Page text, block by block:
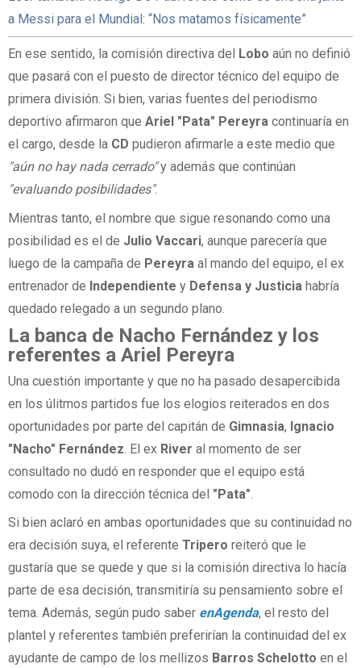
a Messi para el Mundial: “Nos matamos físicamente”
En ese sentido, la comisión directiva del Lobo aún no definió
que pasará con el puesto de director técnico del equipo de
primera división. Si bien, varias fuentes del periodismo
deportivo afirmaron que Ariel "Pata" Pereyra continuaría en
el cargo, desde la CD pudieron afirmarle a este medio que
"aún no hay nada cerrado"y además que continúan
"evaluando posibilidades".
Mientras tanto, el nombre que sigue resonando como una
posibilidad es el de Julio Vaccari, aunque parecería que
luego de la campaña de Pereyra al mando del equipo, el ex
entrenador de Independiente y Defensa y Justicia habría
quedado relegado a un segundo plano.
La banca de Nacho Fernández y los
referentes a Ariel Pereyra
Una cuestión importante y que no ha pasado desapercibida
en los úlitmos partidos fue los elogios reiterados en dos
oportunidades por parte del capitán de Gimnasia, Ignacio
"Nacho" Fernández. El ex River al momento de ser
consultado no dudó en responder que el equipo está
comodo con la dirección técnica del "Pata".
Si bien aclaró en ambas oportunidades que su continuidad no
era decisión suya, el referente Tripero reiteró que le
gustaría que se quede y que si la comisión directiva lo hacía
parte de esa decisión, transmitiría su pensamiento sobre el
tema. Además, según pudo saber enAgenda, el resto del
plantel y referentes también preferirían la continuidad del ex
ayudante de campo de los mellizos Barros Schelotto en el